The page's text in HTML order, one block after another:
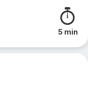
5 min